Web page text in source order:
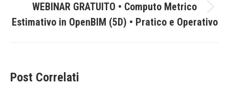
Next
post:
WEBINAR GRATUITO • Computo Metrico
Estimativo in OpenBIM (5D) • Pratico e Operativo
Post Correlati